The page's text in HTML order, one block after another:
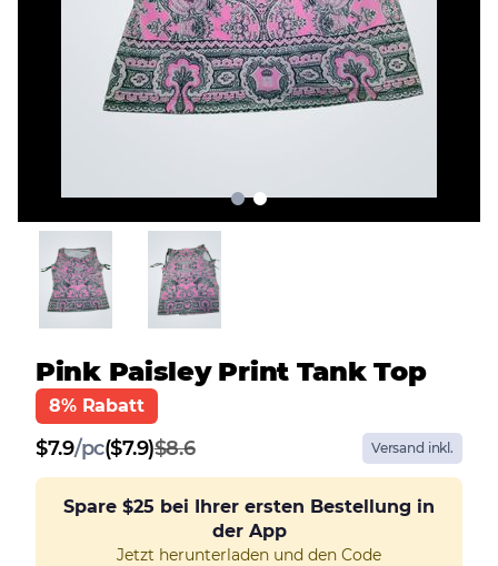
Pink Paisley Print Tank Top
8% Rabatt
$7.9/pc($7.9)$8.6 Versand inkl.
Spare $25 bei Ihrer ersten Bestellung in
der App
Jetzt herunterladen und den Code